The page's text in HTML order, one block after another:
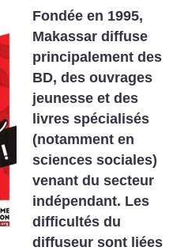
Fondée en 1995,
Makassar diffuse
principalement des
BD, des ouvrages
jeunesse et des
livres spécialisés
(notamment en
sciences sociales)
venant du secteur
indépendant. Les
difficultés du
diffuseur sont liées